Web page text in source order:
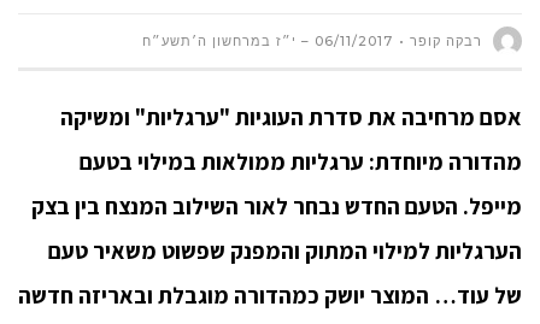
רבקה קופר 06/11/2017 – י״ז במרחשון ה׳תשע״ח
אסם מרחיבה את סדרת העוגיות "ערגליות" ומשיקה
מהדורה מיוחדת: ערגליות ממולאות במילוי בטעם
מייפל. הטעם החדש נבחר לאור השילוב המנצח בין בצק
הערגליות למילוי המתוק והמפנק שפשוט משאיר טעם
של עוד… המוצר יושק כמהדורה מוגבלת ובאריזה חדשה